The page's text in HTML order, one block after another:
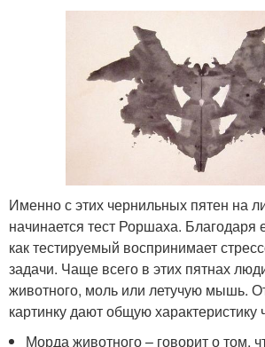
Именно с этих чернильных пятен на
начинается тест Роршаха. Благодаря
как тестируемый воспринимает
задачи. Чаще всего в этих пятнах
животного, моль или летучую мышь.
картинку дают общую характеристику
Морда животного – говорит о том,